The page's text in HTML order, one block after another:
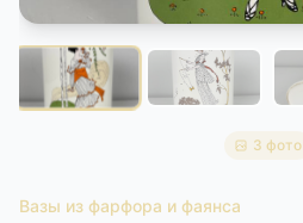
3 фото
Вазы из фарфора и фаянса